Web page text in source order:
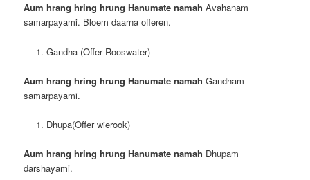
Aum hrang hring hrung Hanumate namah Avahanam
samarpayami. Bloem daarna offeren.
Gandha (Offer Rooswater)
Aum hrang hring hrung Hanumate namah Gandham
samarpayami.
Dhupa(Offer wierook)
Aum hrang hring hrung Hanumate namah Dhupam
darshayami.